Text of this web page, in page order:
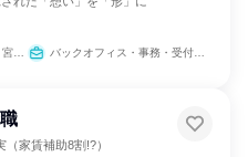
分県、宮崎県、鹿児島県、沖縄県 バックオフィス・事務・受付、IT
家賃補助8割!?）